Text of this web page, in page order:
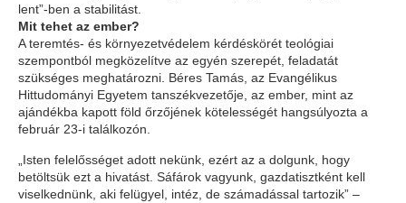
lent”-ben a stabilitást.
Mit tehet az ember?
A teremtés- és környezetvédelem kérdéskörét teológiai
szempontból megközelítve az egyén szerepét, feladatát
szükséges meghatározni. Béres Tamás, az Evangélikus
Hittudományi Egyetem tanszékvezetője, az ember, mint az
ajándékba kapott föld őrzőjének kötelességét hangsúlyozta a
február 23-i találkozón.
„Isten felelősséget adott nekünk, ezért az a dolgunk, hogy
betöltsük ezt a hivatást. Sáfárok vagyunk, gazdatisztként kell
viselkednünk, aki felügyel, intéz, de számadással tartozik” –